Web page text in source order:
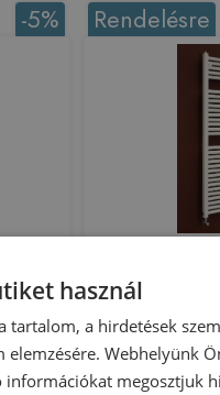
-5% Rendelésre
810 W,
használ
tartalom, a hirdetések
elemzésére. Webhelyünk
információkat megosztjuk